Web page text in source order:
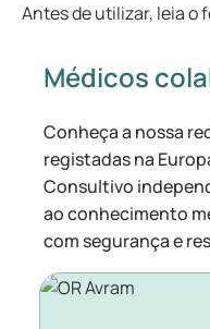
Antes de utilizar, leia o
Médicos
Conheça a nossa
registadas na
Consultivo
ao conhecimento
com segurança e